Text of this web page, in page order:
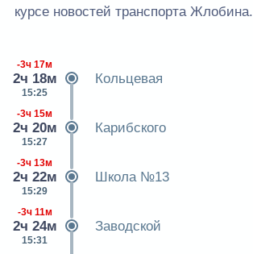
курсе новостей транспорта Жлобина.
-3ч 17м
2ч 18м
15:25
Кольцевая
-3ч 15м
2ч 20м
15:27
Карибского
-3ч 13м
2ч 22м
15:29
Школа №13
-3ч 11м
2ч 24м
15:31
Заводской